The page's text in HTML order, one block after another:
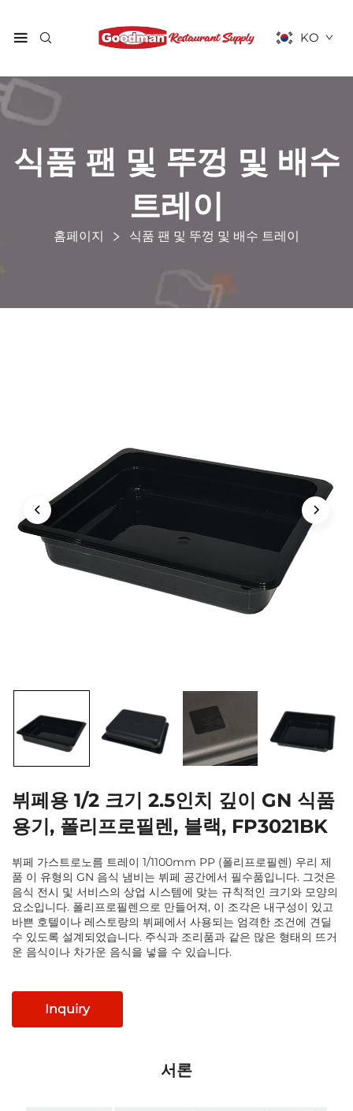
KO
식품 팬 및 뚜껑 및 배수
트레이
홈페이지 식품 팬 및 뚜껑 및 배수 트레이
뷔페용 1/2 크기 2.5인치 깊이 GN 식품
용기, 폴리프로필렌, 블랙, FP3021BK
뷔페 가스트로노름 트레이 1/1100mm PP (폴리프로필렌) 우리 제
품 이 유형의 GN 음식 냄비는 뷔페 공간에서 필수품입니다. 그것은
음식 전시 및 서비스의 상업 시스템에 맞는 규칙적인 크기와 모양의
요소입니다. 폴리프로필렌으로 만들어져, 이 조각은 내구성이 있고
바쁜 호텔이나 레스토랑의 뷔페에서 사용되는 엄격한 조건에 견딜
수 있도록 설계되었습니다. 주식과 조리품과 같은 많은 형태의 뜨거
운 음식이나 차가운 음식을 넣을 수 있습니다.
Inquiry
서론